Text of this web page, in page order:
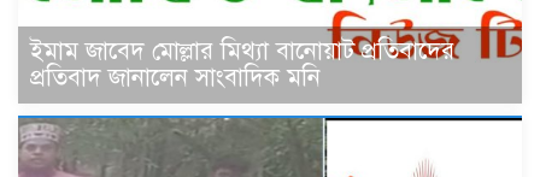
ইমাম জাবেদ মোল্লার মিথ্যা বানোয়াট প্রতিবাদের
প্রতিবাদ জানালেন সাংবাদিক মনি